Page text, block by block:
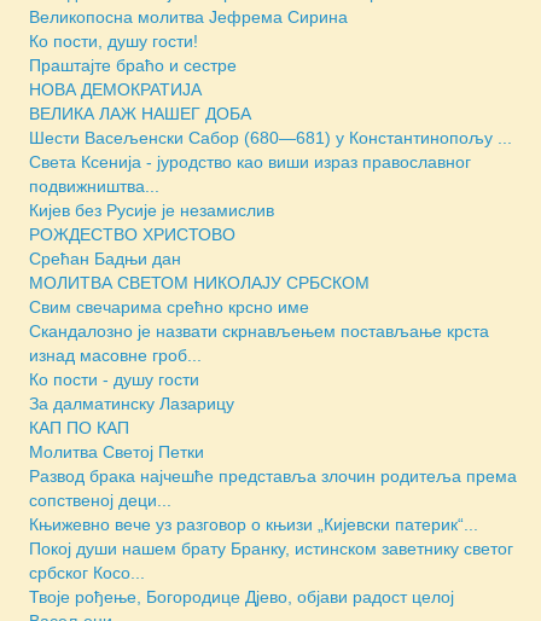
Великопосна молитва Јефрема Сирина
Ко пости, душу гости!
Праштајте браћо и сестре
НОВА ДЕМОКРАТИЈА
ВЕЛИКА ЛАЖ НАШЕГ ДОБА
Шести Васељенски Сабор (680—681) у Константинопољу ...
Света Ксенија - јуродство као виши израз православног
подвижништва...
Кијев без Русије је незамислив
РОЖДЕСТВО ХРИСТОВО
Срећан Бадњи дан
МОЛИТВА СВЕТОМ НИКОЛАЈУ СРБСКОМ
Свим свечарима срећно крсно име
Скандалозно је назвати скрнављењем постављање крста
изнад масовне гроб...
Ко пости - душу гости
За далматинску Лазарицу
КАП ПО КАП
Молитва Светој Петки
Развод брака најчешће представља злочин родитеља према
сопственој деци...
Књижевно вече уз разговор о књизи „Кијевски патерик“...
Покој души нашем брату Бранку, истинском заветнику светог
србског Косо...
Твоје рођење, Богородице Дјево, објави радост целој